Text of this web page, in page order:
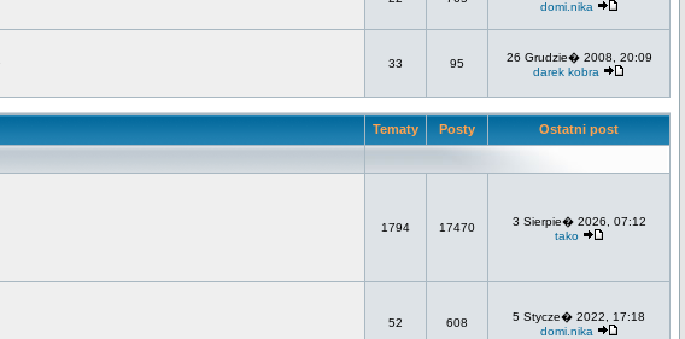
domi.nika
33 95
26 Grudzie� 2008, 20:09
darek kobra
Tematy Posty Ostatni post
1794 17470
3 Sierpie� 2026, 07:12
tako
52 608
5 Stycze� 2022, 17:18
domi.nika